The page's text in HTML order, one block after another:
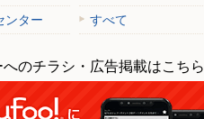
ンター
すべて
へのチラシ・広告掲載はこちら